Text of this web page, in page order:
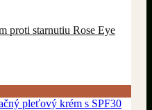
proti starnutiu Rose Eye